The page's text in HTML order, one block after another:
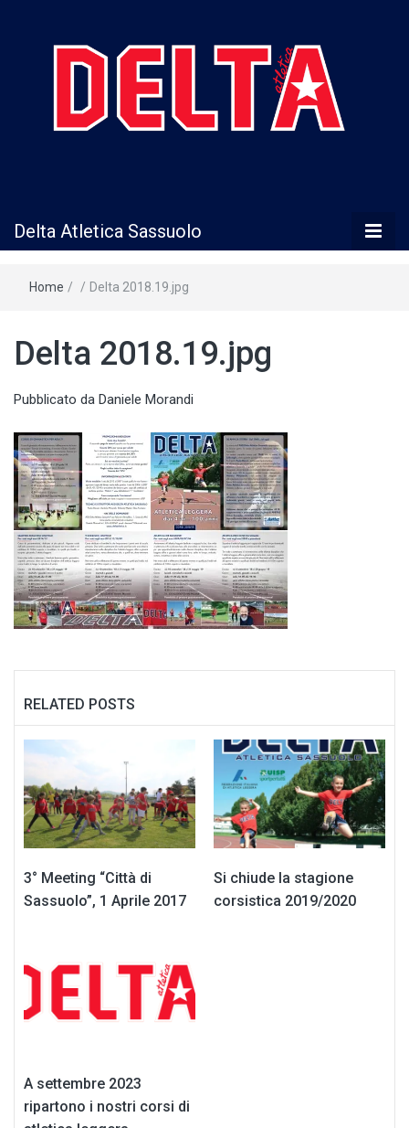
Sassuolo
Delta Atletica Sassuolo
Home / / Delta 2018.19.jpg
Delta 2018.19.jpg
Pubblicato da Daniele Morandi
RELATED POSTS
3° Meeting “Città di
Sassuolo”, 1 Aprile 2017
Si chiude la stagione
corsistica 2019/2020
A settembre 2023
ripartono i nostri corsi di